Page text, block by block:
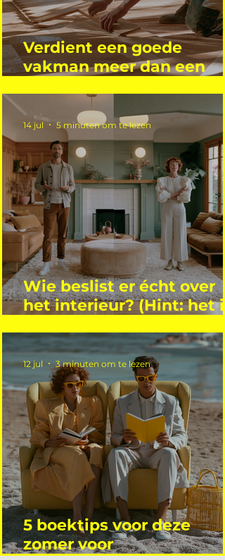
Verdient een goede
vakman meer dan een
Wie beslist er écht over
het interieur? (Hint: het is
14 jul 5 minuten om te lezen
5 boektips voor deze
zomer voor
12 jul 3 minuten om te lezen